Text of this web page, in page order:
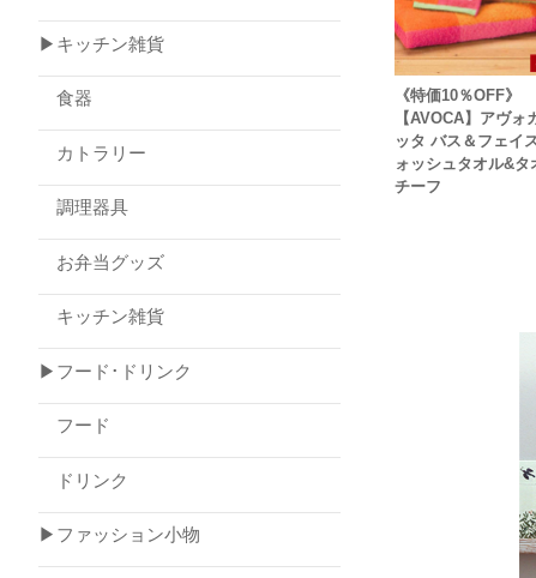
《特価10％OFF》
【AVOCA】アヴォ
ッタ バス＆フェイ
ォッシュタオル&タ
チーフ
▶キッチン雑貨
食器
カトラリー
調理器具
お弁当グッズ
キッチン雑貨
▶フード･ドリンク
フード
ドリンク
▶ファッション小物